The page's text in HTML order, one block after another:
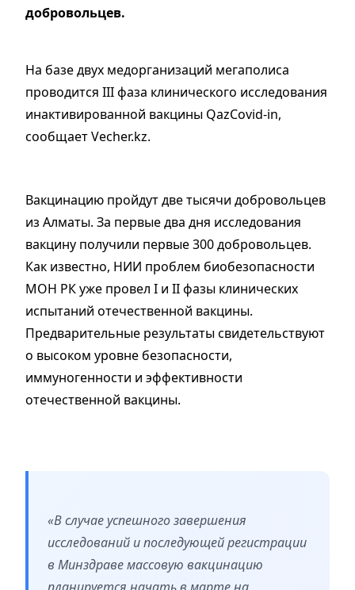
добровольцев.
На базе двух медорганизаций мегаполиса
проводится III фаза клинического исследования
инактивированной вакцины QazCovid-in,
сообщает Vecher.kz.
Вакцинацию пройдут две тысячи добровольцев
из Алматы. За первые два дня исследования
вакцину получили первые 300 добровольцев.
Как известно, НИИ проблем биобезопасности
МОН РК уже провел I и II фазы клинических
испытаний отечественной вакцины.
Предварительные результаты свидетельствуют
о высоком уровне безопасности,
иммуногенности и эффективности
отечественной вакцины.
«В случае успешного завершения
исследований и последующей регистрации
в Минздраве массовую вакцинацию